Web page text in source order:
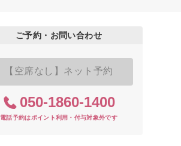
ご予約・お問い合わせ
【空席なし】ネット予約
050-1860-1400
電話予約はポイント利用・付与対象外です